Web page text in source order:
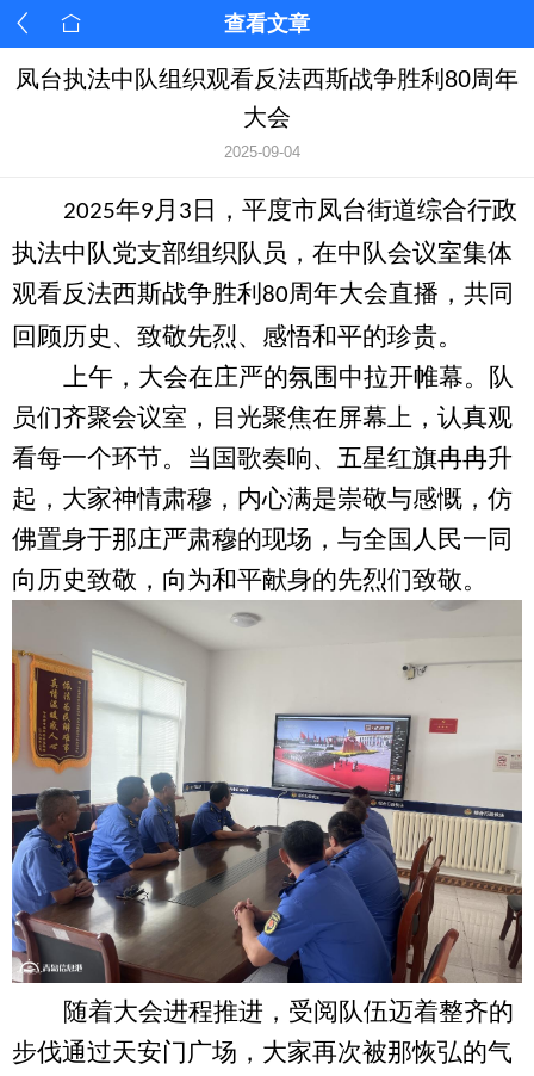
凤台执法中队组织观看反法西斯战争胜利80周年
大会
2025-09-04
2025年9月 3 日，平度市凤台街道综合行政
执法中队党支部组织队员，在中队会议室集体
观看反法西斯战争胜利 80周年大会直播 ， 共同
回顾历史、致敬先烈、感悟和平的珍贵。
上午，大会在庄严的氛围中拉开帷幕。队
员们齐聚会议室，目光聚焦在屏幕上，认真观
看每一个环节。当国歌奏响、 五星红旗冉冉升
起，大家神情肃穆，内心满是崇敬与感慨，仿
佛置身于那庄严肃穆的现场，与全国人民一同
向历史致敬，向为和平献身的先烈们致敬。
随着大会进程推进，受阅队伍迈着整齐的
步伐通过天安门广场，大家再次被那恢弘的气
查看文章